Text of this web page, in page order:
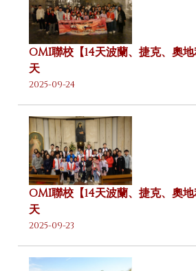
OMI聯校【14天波蘭、捷克、奧
天
2025-09-24
OMI聯校【14天波蘭、捷克、奧
天
2025-09-23